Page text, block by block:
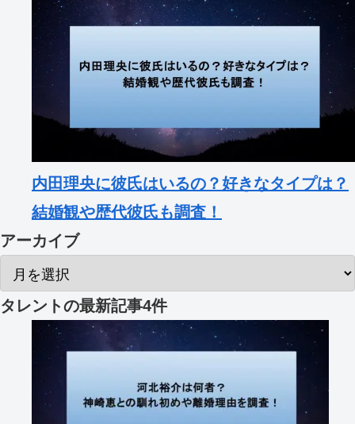
内田理央に彼氏はいるの？好きなタイプは？
結婚観や歴代彼氏も調査！
アーカイブ
タレントの最新記事4件